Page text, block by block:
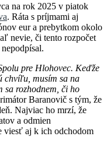
na rok 2025 v piatok
. Ráta s príjmami aj
eur a prebytkom okolo
nevie, či tento rozpočet
pre Hlohovec. Keďže
chvíľu, musím sa na
sa rozhodnem, či ho
Baranovič s tým, že
Najviac ho mrzí, že
a odmien
viesť aj k ich odchodom